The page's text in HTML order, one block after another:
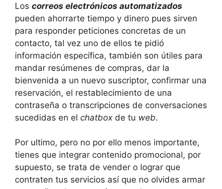
Los correos electrónicos automatizados
pueden ahorrarte tiempo y dinero pues sirven
para responder peticiones concretas de un
contacto, tal vez uno de ellos te pidió
información específica, también son útiles para
mandar resúmenes de compras, dar la
bienvenida a un nuevo suscriptor, confirmar una
reservación, el restablecimiento de una
contraseña o transcripciones de conversaciones
sucedidas en el chatbox de tu web.
Por ultimo, pero no por ello menos importante,
tienes que integrar contenido promocional, por
supuesto, se trata de vender o lograr que
contraten tus servicios así que no olvides armar